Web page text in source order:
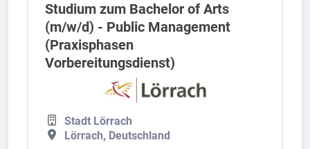
Studium zum Bachelor of Arts
(m/w/d) - Public Management
(Praxisphasen
Vorbereitungsdienst)
Stadt Lörrach
Lörrach, Deutschland